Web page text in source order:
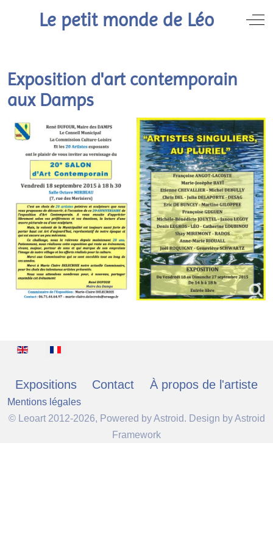
Le petit monde de Léo Off-
Exposition d'art contemporain
aux Damps
Sélectionnez votre langue
Expositions Contact À propos de l'artiste
Mentions légales
© Leoart 2012-2026, Powered byAstroid. Design byAstroid
Framework